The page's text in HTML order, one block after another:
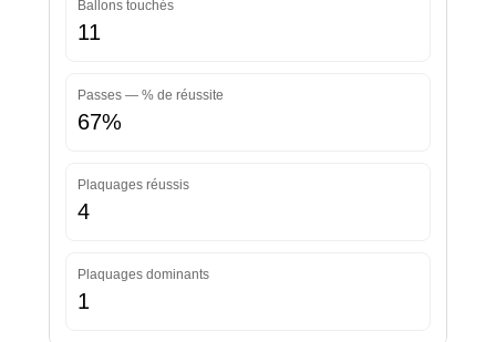
Ballons touchés
11
Passes — % de réussite
67%
Plaquages réussis
4
Plaquages dominants
1